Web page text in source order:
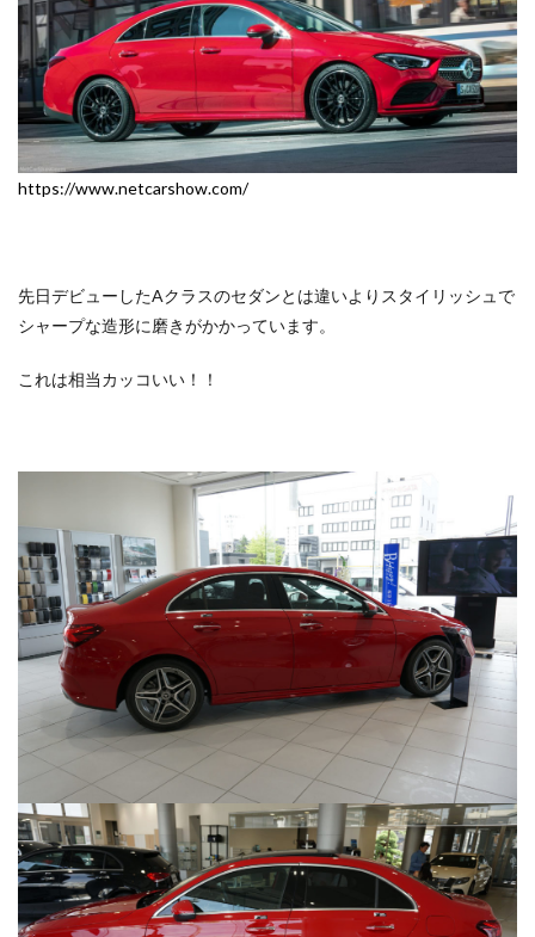
https://www.netcarshow.com/
先日デビューしたAクラスのセダンとは違いよりスタイリッシュで
シャープな造形に磨きがかかっています。
これは相当カッコいい！！